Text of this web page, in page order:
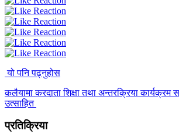
यो पनि पढ्नुहोस
कलैयामा करदाता शिक्षा तथा अन्तरक्रिया कार्यक्रम
उत्साहित
प्रतिक्रिया